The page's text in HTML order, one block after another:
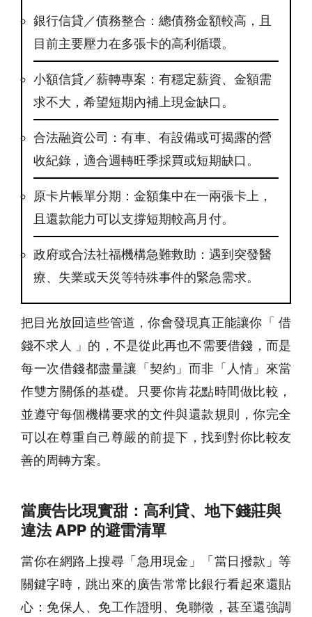
銀行信貸／債務整合：總債務金額較高，且
目前主要壓力在多張卡的高利循環。
小額信貸／薪轉專案：有穩定薪資、金額需
求不大，希望短期內補上現金缺口。
合法融資公司：有車、有設備或可揭露的營
收紀錄，適合週轉旺季採買或短期缺口。
原卡片帳單分期：金額集中在一兩張卡上，
且還款能力可以支撐短期較高月付。
政府或合法社福機構急難救助：遇到突發醫
療、失業或天災等特殊事件的緊急需求。
把目光放回這些管道，你會發現真正能讓你「 借
錢不求人 」的，不是從此再也不需要借錢，而是
每一次借錢都盡量讓「契約」而非「人情」來當
作雙方關係的基礎。只要你肯花點時間做比較，
並遵守每個機構要求的文件與還款規則，你完全
可以在尊重自己尊嚴的前提下，找到對你比較友
善的周轉方案。
當廣告比現實甜：高利貸、地下錢莊與
違法 APP 的避雷清單
當你在網路上搜尋「急用現金」「當日撥款」等
關鍵字時，跳出來的廣告常常比銀行看起來還貼
心：免保人、免工作證明、免聯徵，甚至還強調